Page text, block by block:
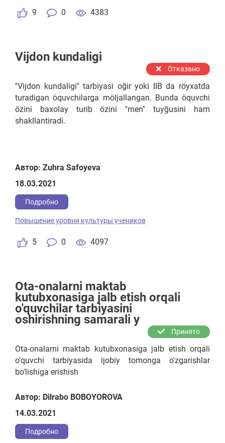
9 0 4383
Vijdon kundaligi
Отказано
''Vijdon kundaligi'' tarbiyasi oğir yoki IIB da röyxatda
turadigan öquvchilarga möljallangan. Bunda öquvchi
özini baxolay turib özini ''men'' tuyğusini ham
shakllantiradi.
Автор: Zuhra Safoyeva
18.03.2021
Подробно
5 0 4097
Повышение уровня культуры учеников
Ota-onalarni maktab
kutubxonasiga jalb etish orqali
o'quvchilar tarbiyasini
oshirishning samarali y
Принято
Ota-onalarni maktab kutubxonasiga jalb etish orqali
o'quvchi tarbiyasida ijobiy tomonga o'zgarishlar
bo'lishiga erishish
Автор: Dilrabo BOBOYOROVA
14.03.2021
Подробно